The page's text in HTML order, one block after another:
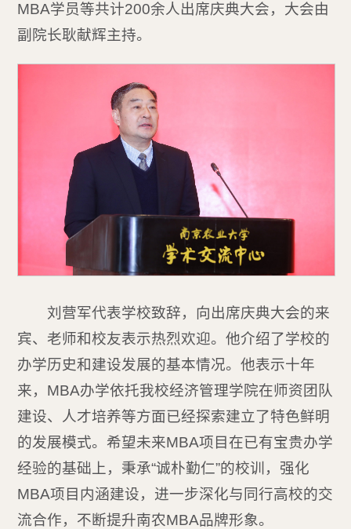
MBA学员等共计200余人出席庆典大会，大会由
副院长耿献辉主持。
刘营军代表学校致辞，向出席庆典大会的来
宾、老师和校友表示热烈欢迎。他介绍了学校的
办学历史和建设发展的基本情况。他表示十年
来，MBA办学依托我校经济管理学院在师资团队
建设、人才培养等方面已经探索建立了特色鲜明
的发展模式。希望未来MBA项目在已有宝贵办学
经验的基础上，秉承“诚朴勤仁”的校训，强化
MBA项目内涵建设，进一步深化与同行高校的交
流合作，不断提升南农MBA品牌形象。